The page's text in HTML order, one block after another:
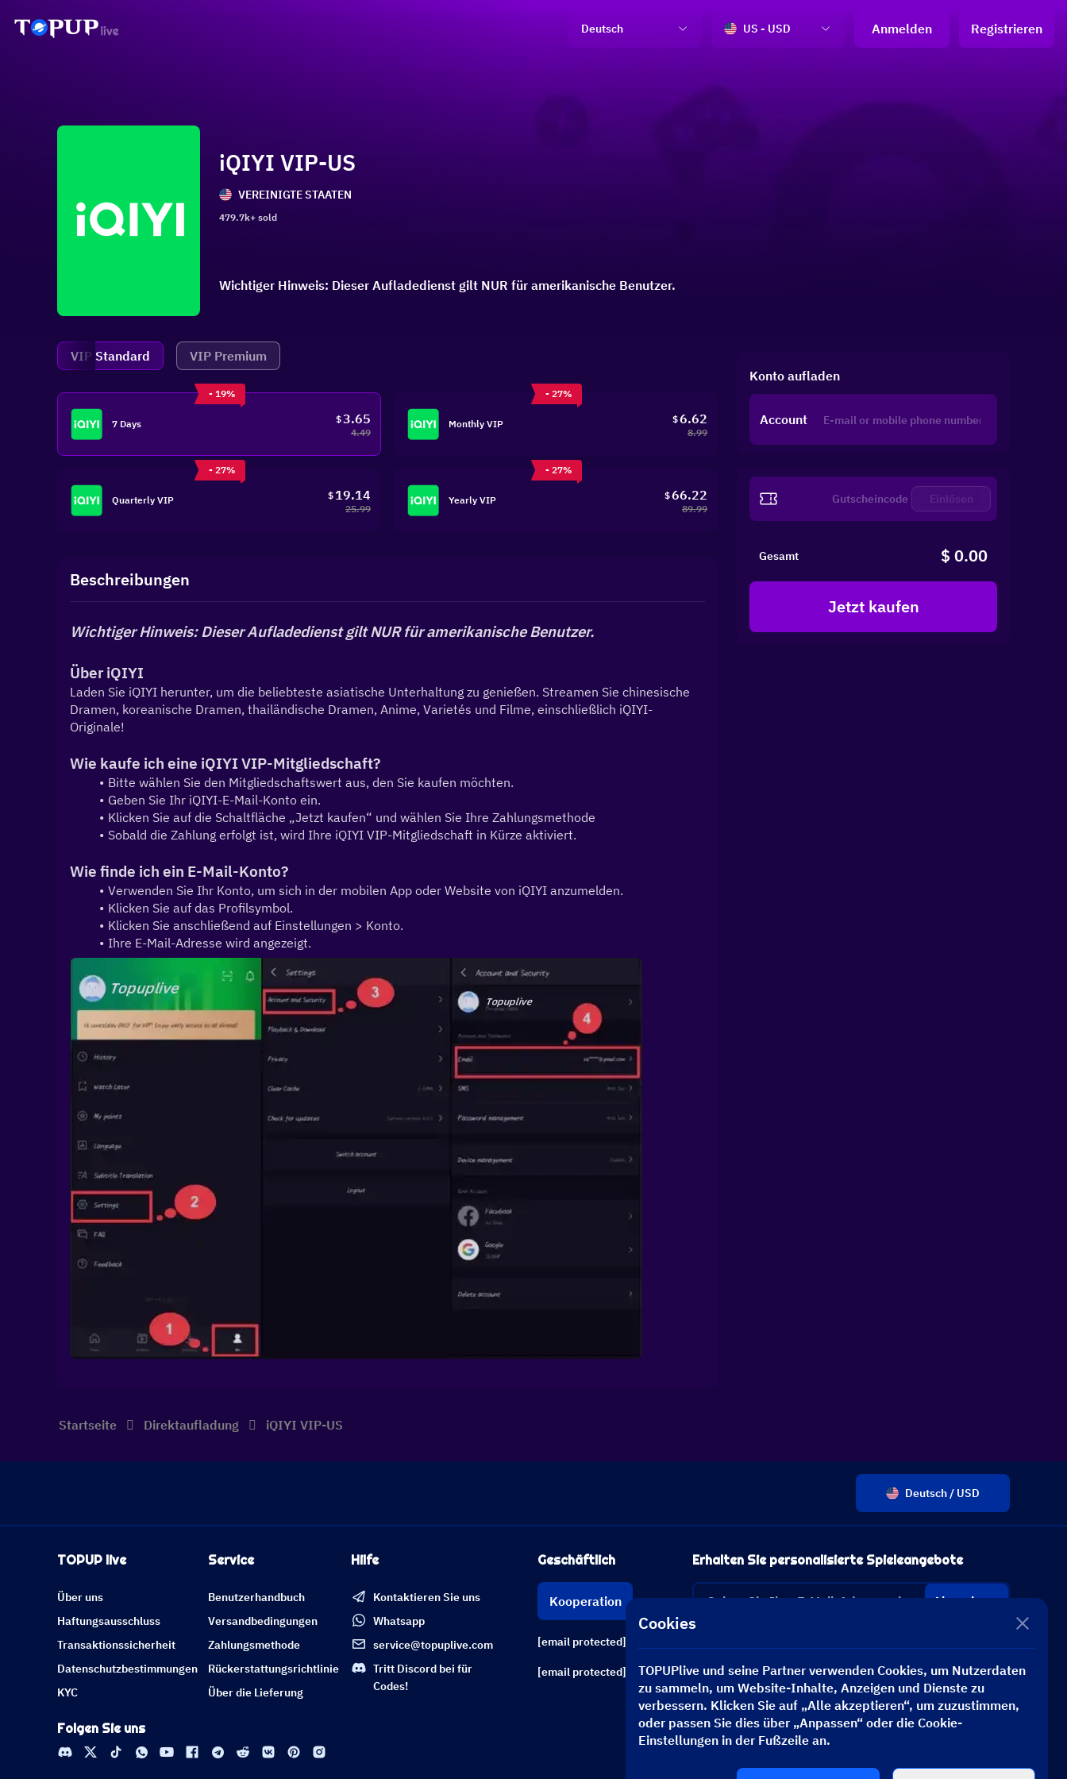
Deutsch US - USD Anmelden Registrieren
iQIYI VIP-US
VEREINIGTE STAATEN
479.7k+ sold
Wichtiger Hinweis: Dieser Aufladedienst gilt NUR für amerikanische Benutzer.
VIP Standard VIP Premium
- 19%
7 Days $3.65
4.49
- 27%
Monthly VIP $6.62
8.99
- 27%
Quarterly VIP $ 19.14
25.99
- 27%
Yearly VIP $66.22
89.99
Beschreibungen
Wichtiger Hinweis: Dieser Aufladedienst gilt NUR für amerikanische Benutzer.
Über iQIYI
Laden Sie iQIYI herunter, um die beliebteste asiatische Unterhaltung zu genießen. Streamen Sie chinesische
Dramen, koreanische Dramen, thailändische Dramen, Anime, Varietés und Filme, einschließlich iQIYI-
Originale!
Wie kaufe ich eine iQIYI VIP-Mitgliedschaft?
Bitte wählen Sie den Mitgliedschaftswert aus, den Sie kaufen möchten.
Geben Sie Ihr iQIYI-E-Mail-Konto ein.
Klicken Sie auf die Schaltfläche „Jetzt kaufen“ und wählen Sie Ihre Zahlungsmethode
Sobald die Zahlung erfolgt ist, wird Ihre iQIYI VIP-Mitgliedschaft in Kürze aktiviert.
Wie finde ich ein E-Mail-Konto?
Verwenden Sie Ihr Konto, um sich in der mobilen App oder Website von iQIYI anzumelden.
Klicken Sie auf das Profilsymbol.
Klicken Sie anschließend auf Einstellungen > Konto.
Ihre E-Mail-Adresse wird angezeigt.
Konto aufladen
Account
Einlösen
Gesamt $ 0.00
Jetzt kaufen
Startseite Direktaufladung iQIYI VIP-US
Deutsch / USD
TOPUP live
Über uns
Haftungsausschluss
Transaktionssicherheit
Datenschutzbestimmungen
KYC
Service
Benutzerhandbuch
Versandbedingungen
Zahlungsmethode
Rückerstattungsrichtlinie
Über die Lieferung
Hilfe
Kontaktieren Sie uns
Whatsapp
service@topuplive.com
Tritt Discord bei für
Codes!
Geschäftlich
Kooperation
[email protected]
[email protected]
Erhalten Sie personalisierte Spieleangebote
Abonnieren
Folgen Sie uns
Cookies
TOPUPlive und seine Partner verwenden Cookies, um Nutzerdaten
zu sammeln, um Website-Inhalte, Anzeigen und Dienste zu
verbessern. Klicken Sie auf „Alle akzeptieren“, um zuzustimmen,
oder passen Sie dies über „Anpassen“ oder die Cookie-
Einstellungen in der Fußzeile an.